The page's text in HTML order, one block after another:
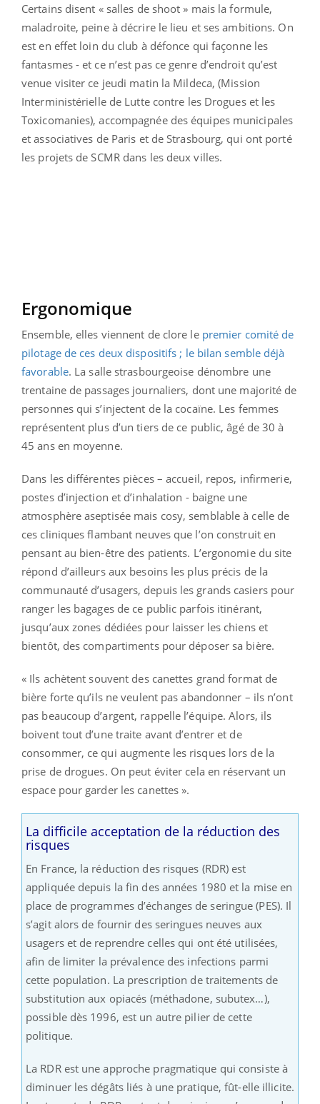
Certains disent « salles de shoot » mais la formule,
maladroite, peine à décrire le lieu et ses ambitions. On
est en effet loin du club à défonce qui façonne les
fantasmes - et ce n’est pas ce genre d’endroit qu’est
venue visiter ce jeudi matin la Mildeca, (Mission
Interministérielle de Lutte contre les Drogues et les
Toxicomanies), accompagnée des équipes municipales
et associatives de Paris et de Strasbourg, qui ont porté
les projets de SCMR dans les deux villes.
Ergonomique
Ensemble, elles viennent de clore le premier comité de
pilotage de ces deux dispositifs ; le bilan semble déjà
favorable. La salle strasbourgeoise dénombre une
trentaine de passages journaliers, dont une majorité de
personnes qui s’injectent de la cocaïne. Les femmes
représentent plus d’un tiers de ce public, âgé de 30 à
45 ans en moyenne.
Dans les différentes pièces – accueil, repos, infirmerie,
postes d’injection et d’inhalation - baigne une
atmosphère aseptisée mais cosy, semblable à celle de
ces cliniques flambant neuves que l’on construit en
pensant au bien-être des patients. L’ergonomie du site
répond d’ailleurs aux besoins les plus précis de la
communauté d’usagers, depuis les grands casiers pour
ranger les bagages de ce public parfois itinérant,
jusqu’aux zones dédiées pour laisser les chiens et
bientôt, des compartiments pour déposer sa bière.
« Ils achètent souvent des canettes grand format de
bière forte qu’ils ne veulent pas abandonner – ils n’ont
pas beaucoup d’argent, rappelle l’équipe. Alors, ils
boivent tout d’une traite avant d’entrer et de
consommer, ce qui augmente les risques lors de la
prise de drogues. On peut éviter cela en réservant un
espace pour garder les canettes ».
La difficile acceptation de la réduction des
risques
En France, la réduction des risques (RDR) est
appliquée depuis la fin des années 1980 et la mise en
place de programmes d’échanges de seringue (PES). Il
s’agit alors de fournir des seringues neuves aux
usagers et de reprendre celles qui ont été utilisées,
afin de limiter la prévalence des infections parmi
cette population. La prescription de traitements de
substitution aux opiacés (méthadone, subutex…),
possible dès 1996, est un autre pilier de cette
politique.
La RDR est une approche pragmatique qui consiste à
diminuer les dégâts liés à une pratique, fût-elle illicite.